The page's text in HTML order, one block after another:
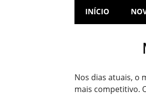
INÍCIO
Nos dias atuais, o
mais competitivo.